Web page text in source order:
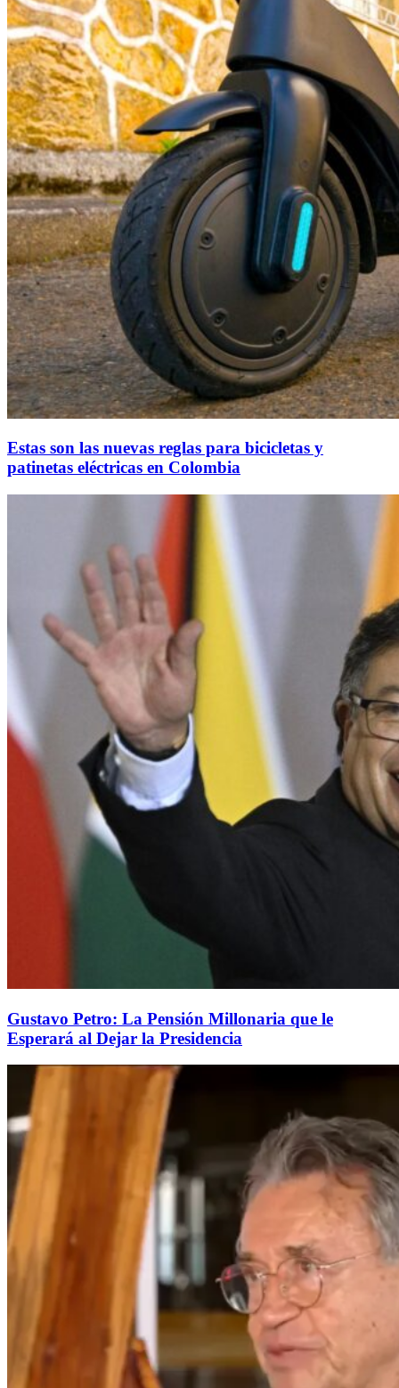
Estas son las nuevas reglas para bicicletas y
patinetas eléctricas en Colombia
Gustavo Petro: La Pensión Millonaria que le
Esperará al Dejar la Presidencia